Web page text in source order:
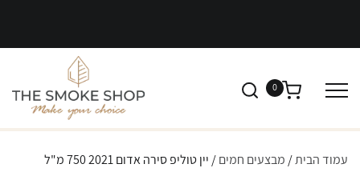
0
עמוד הבית/ מבצעים חמים/ יין טוליפ סירה אדום 2021 750 מ"ל